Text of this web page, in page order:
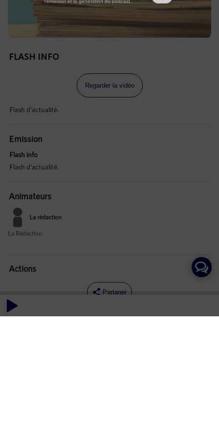
FLASH INFO
Regarder la vidéo
Flash d'actualité.
Emission
Flash info
Flash d'actualité.
Animateurs
La rédaction
La Rédaction
Actions
Partager
Commentaires
l'émission et la génération du podcast.